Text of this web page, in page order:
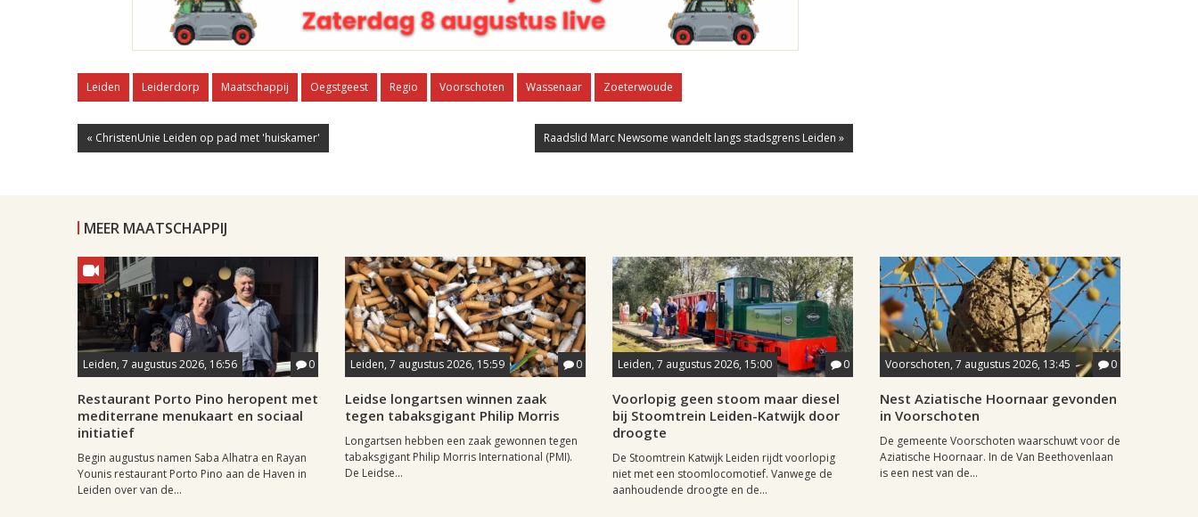
Leiden Leiderdorp Maatschappij Oegstgeest Regio Voorschoten Wassenaar Zoeterwoude
« ChristenUnie Leiden op pad met 'huiskamer' Raadslid Marc Newsome wandelt langs stadsgrens Leiden »
MEER MAATSCHAPPIJ
Leiden, 7 augustus 2026, 16:56 0
Restaurant Porto Pino heropent met
mediterrane menukaart en sociaal
initiatief
Begin augustus namen Saba Alhatra en Rayan
Younis restaurant Porto Pino aan de Haven in
Leiden over van de...
Leiden, 7 augustus 2026, 15:59 0
Leidse longartsen winnen zaak
tegen tabaksgigant Philip Morris
Longartsen hebben een zaak gewonnen tegen
tabaksgigant Philip Morris International (PMI).
De Leidse...
Leiden, 7 augustus 2026, 15:00 0
Voorlopig geen stoom maar diesel
bij Stoomtrein Leiden-Katwijk door
droogte
De Stoomtrein Katwijk Leiden rijdt voorlopig
niet met een stoomlocomotief. Vanwege de
aanhoudende droogte en de...
Voorschoten, 7 augustus 2026, 13:45 0
Nest Aziatische Hoornaar gevonden
in Voorschoten
De gemeente Voorschoten waarschuwt voor de
Aziatische Hoornaar. In de Van Beethovenlaan
is een nest van de...